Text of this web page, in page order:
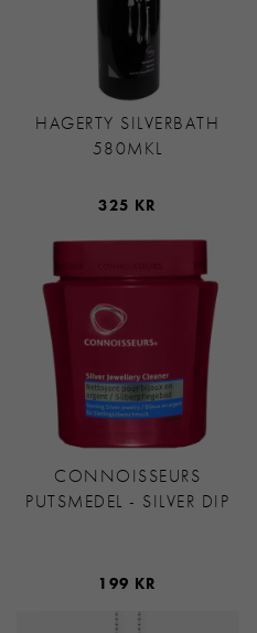
HAGERTY SILVERBATH
580MKL
325 KR
CONNOISSEURS
PUTSMEDEL - SILVER DIP
199 KR